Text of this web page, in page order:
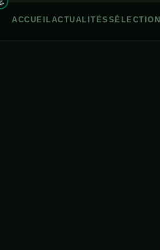
ACCUEILACTUALITÉS SÉLECTION